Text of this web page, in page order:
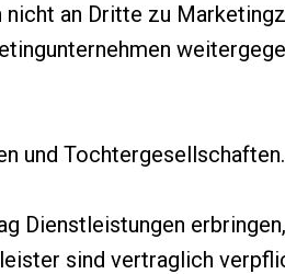
an Dritte zu
und Tochtergesellschaften.
Dienstleistungen
sind vertraglich